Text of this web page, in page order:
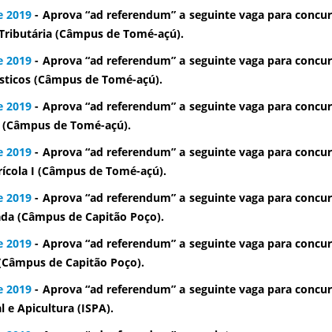
2019 - Aprova “ad referendum” a seguinte vaga para
(Câmpus de Tomé-açú).
2019 - Aprova “ad referendum” a seguinte vaga para
(Câmpus de Tomé-açú).
2019 - Aprova “ad referendum” a seguinte vaga para
de Tomé-açú).
2019 - Aprova “ad referendum” a seguinte vaga para
I (Câmpus de Tomé-açú).
2019 - Aprova “ad referendum” a seguinte vaga para
(Câmpus de Capitão Poço).
2019 - Aprova “ad referendum” a seguinte vaga para
de Capitão Poço).
2019 - Aprova “ad referendum” a seguinte vaga para
e Apicultura (ISPA).